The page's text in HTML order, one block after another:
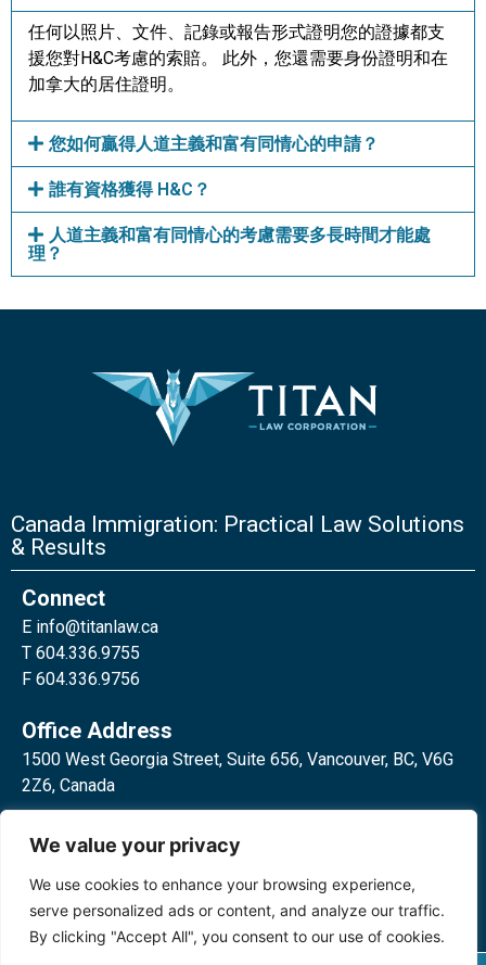
We value your privacy
We use cookies to enhance your browsing experience,
serve personalized ads or content, and analyze our traffic.
By clicking "Accept All", you consent to our use of cookies.
任何以照片、文件、記錄或報告形式證明您的證據都支
援您對H&C考慮的索賠。 此外，您還需要身份證明和在
加拿大的居住證明。
您如何贏得人道主義和富有同情心的申請？
誰有資格獲得 H&C？
人道主義和富有同情心的考慮需要多長時間才能處
理？
Canada Immigration: Practical Law Solutions
& Results
Connect
E info@titanlaw.ca
T 604.336.9755
F 604.336.9756
Office Address
1500 West Georgia Street, Suite 656, Vancouver, BC, V6G
2Z6, Canada
Toronto, ON, M4W 3E2, Canada